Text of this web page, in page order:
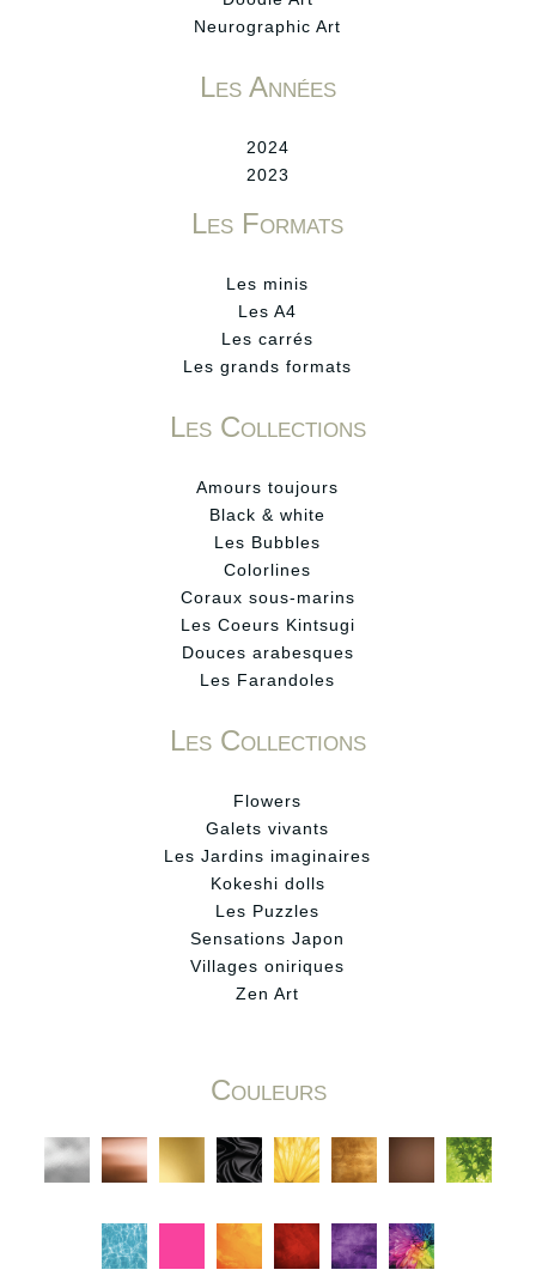
Neurographic Art
Les Années
2024
2023
Les Formats
Les minis
Les A4
Les carrés
Les grands formats
Les Collections
Amours toujours
Black & white
Les Bubbles
Colorlines
Coraux sous-marins
Les Coeurs Kintsugi
Douces arabesques
Les Farandoles
Les Collections
Flowers
Galets vivants
Les Jardins imaginaires
Kokeshi dolls
Les Puzzles
Sensations Japon
Villages oniriques
Zen Art
Couleurs
C C C C C C C
C C C C